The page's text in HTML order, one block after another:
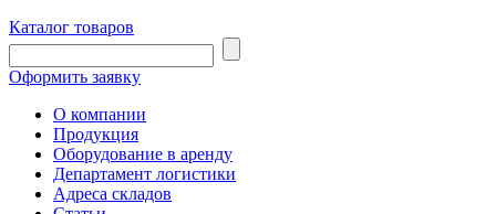
Каталог товаров
Оформить заявку
О компании
Продукция
Оборудование в аренду
Департамент логистики
Адреса складов